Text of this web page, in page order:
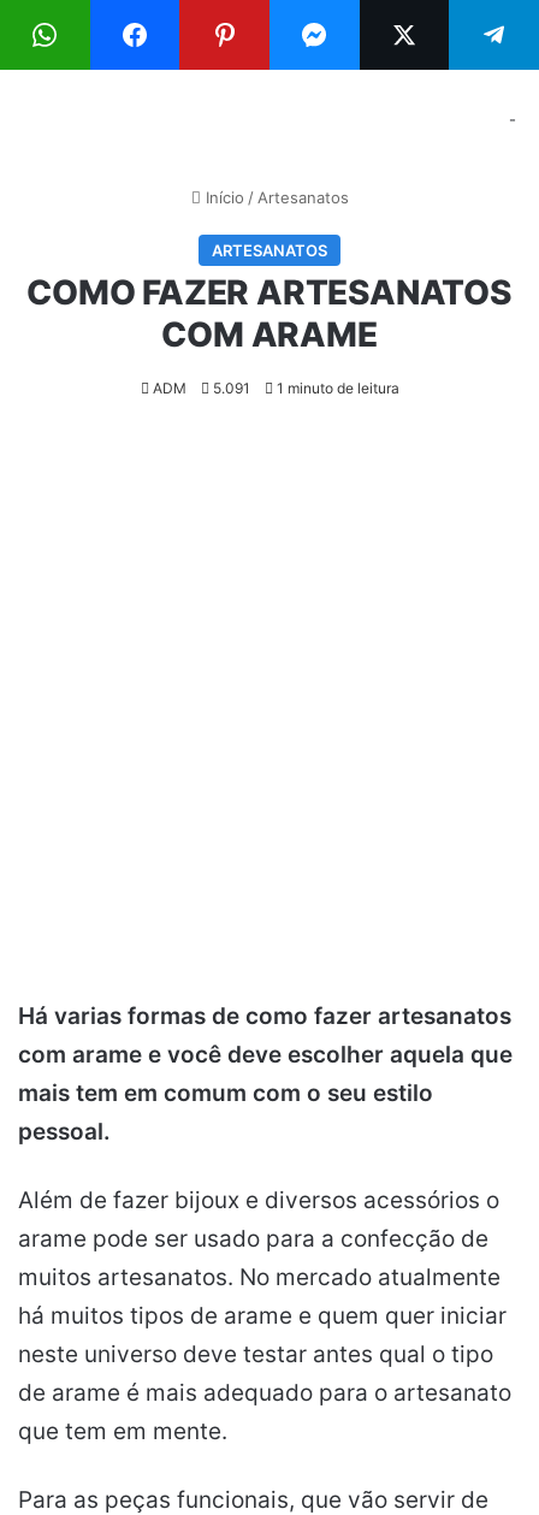
Menu
-
Início / Artesanatos
ARTESANATOS
COMO FAZER ARTESANATOS
COM ARAME
ADM 5.091 1 minuto de leitura
Há varias formas de como fazer artesanatos
com arame e você deve escolher aquela que
mais tem em comum com o seu estilo
pessoal.
Além de fazer bijoux e diversos acessórios o
arame pode ser usado para a confecção de
muitos artesanatos. No mercado atualmente
há muitos tipos de arame e quem quer iniciar
neste universo deve testar antes qual o tipo
de arame é mais adequado para o artesanato
que tem em mente.
Para as peças funcionais, que vão servir de